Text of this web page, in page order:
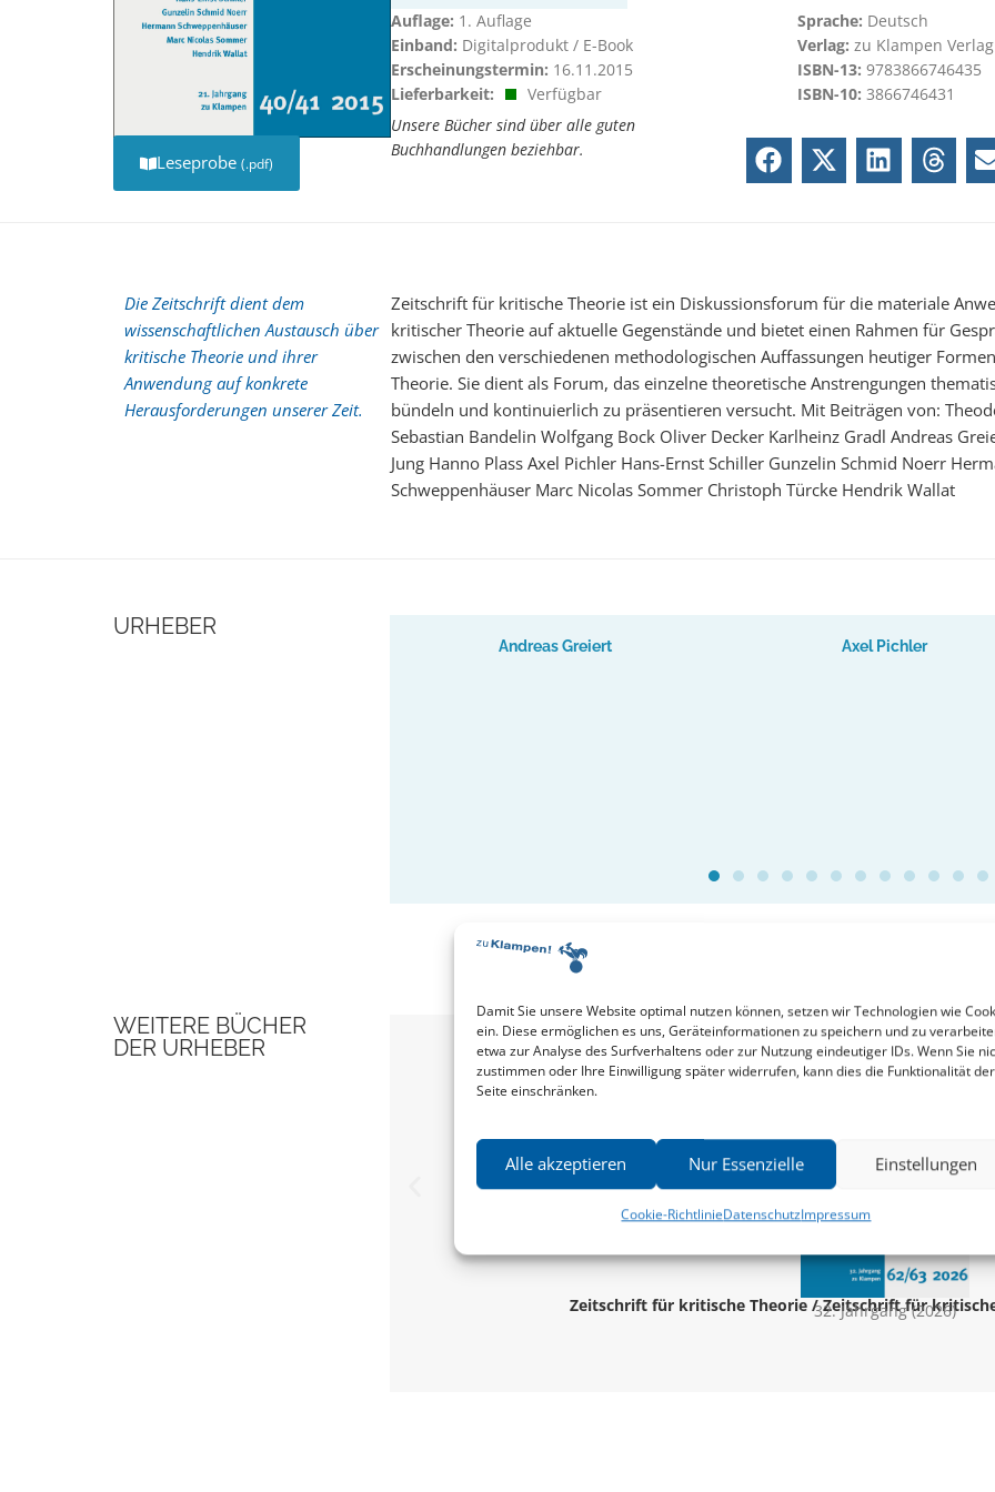
Damit Sie unsere Website optimal nutzen können, setzen wir Technologien wie
ein. Diese ermöglichen es uns, Geräteinformationen zu speichern und zu
etwa zur Analyse des Surfverhaltens oder zur Nutzung eindeutiger IDs. Wenn Sie
zustimmen oder Ihre Einwilligung später widerrufen, kann dies die Funktionalität der
Seite einschränken.
Alle akzeptieren Nur Essenzielle Einstellungen
Cookie-RichtlinieDatenschutzImpressum
Auflage: 1. Auflage
Einband: Digitalprodukt / E-Book
Erscheinungstermin: 16.11.2015
Lieferbarkeit:
Verfügbar
Sprache: Deutsch
Verlag: zu Klampen Verlag
ISBN-13: 9783866746435
ISBN-10: 3866746431
Leseprobe (.pdf)
Unsere Bücher sind über alle guten
Buchhandlungen beziehbar.
Die Zeitschrift dient dem
wissenschaftlichen Austausch über
kritische Theorie und ihrer
Anwendung auf konkrete
Herausforderungen unserer Zeit.
Zeitschrift für kritische Theorie ist ein Diskussionsforum für die materiale
kritischer Theorie auf aktuelle Gegenstände und bietet einen Rahmen für
zwischen den verschiedenen methodologischen Auffassungen heutiger
Theorie. Sie dient als Forum, das einzelne theoretische Anstrengungen
bündeln und kontinuierlich zu präsentieren versucht. Mit Beiträgen von:
Sebastian Bandelin Wolfgang Bock Oliver Decker Karlheinz Gradl Andreas
Jung Hanno Plass Axel Pichler Hans-Ernst Schiller Gunzelin Schmid Noerr
Schweppenhäuser Marc Nicolas Sommer Christoph Türcke Hendrik Wallat
URHEBER
Andreas Greiert Axel Pichler
WEITERE BÜCHER
DER URHEBER
Zeitschrift für kritische Theorie / Zeitschrift für
32. Jahrgang (2026)